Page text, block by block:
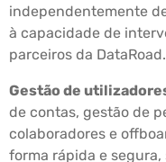
independentemente
à capacidade de
parceiros da DataRoad.
Gestão de
de contas, gestão de
colaboradores e
forma rápida e